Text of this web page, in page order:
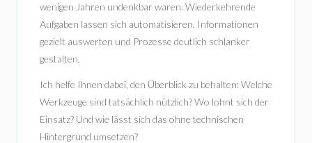
wenigen Jahren undenkbar waren. Wiederkehrende
Aufgaben lassen sich automatisieren, Informationen
gezielt auswerten und Prozesse deutlich schlanker
gestalten.
Ich helfe Ihnen dabei, den Überblick zu behalten: Welche
Werkzeuge sind tatsächlich nützlich? Wo lohnt sich der
Einsatz? Und wie lässt sich das ohne technischen
Hintergrund umsetzen?